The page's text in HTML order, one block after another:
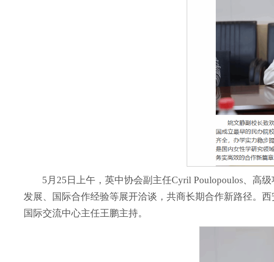
5月25日上午，英中协会副主任Cyril Poulopoulos、高
发展、国际合作经验等展开洽谈，共商长期合作新路径。
国际交流中心主任王鹏主持。